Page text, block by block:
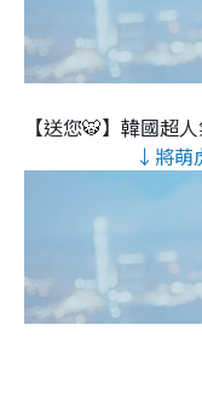
【送您🐯】韓國超
↓將萌